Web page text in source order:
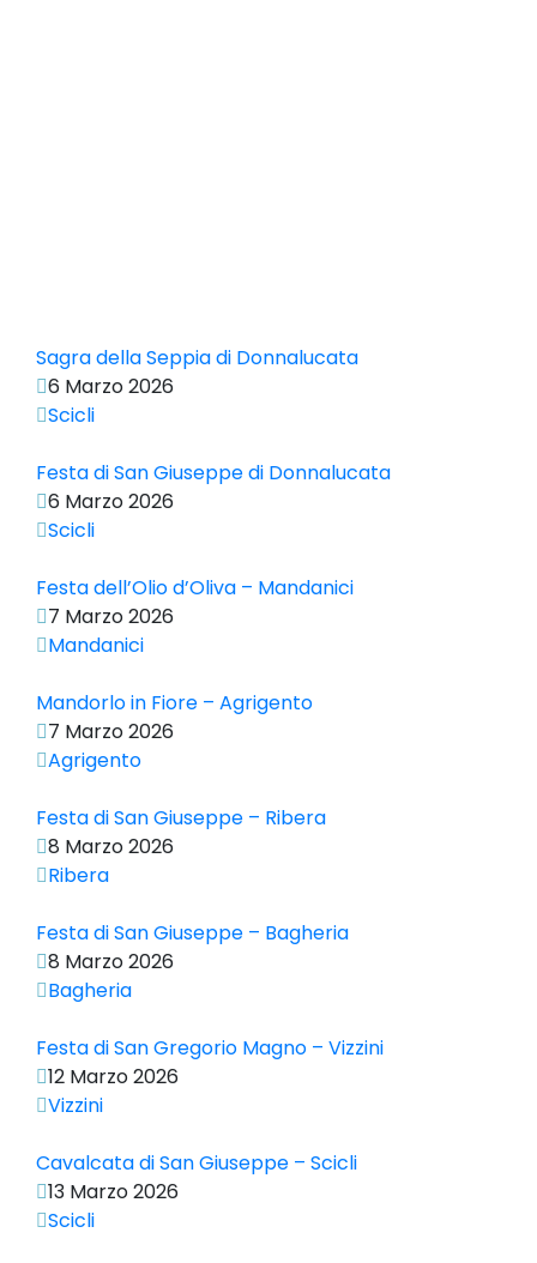
Sagra della Seppia di Donnalucata
6 Marzo 2026
Scicli
Festa di San Giuseppe di Donnalucata
6 Marzo 2026
Scicli
Festa dell’Olio d’Oliva – Mandanici
7 Marzo 2026
Mandanici
Mandorlo in Fiore – Agrigento
7 Marzo 2026
Agrigento
Festa di San Giuseppe – Ribera
8 Marzo 2026
Ribera
Festa di San Giuseppe – Bagheria
8 Marzo 2026
Bagheria
Festa di San Gregorio Magno – Vizzini
12 Marzo 2026
Vizzini
Cavalcata di San Giuseppe – Scicli
13 Marzo 2026
Scicli